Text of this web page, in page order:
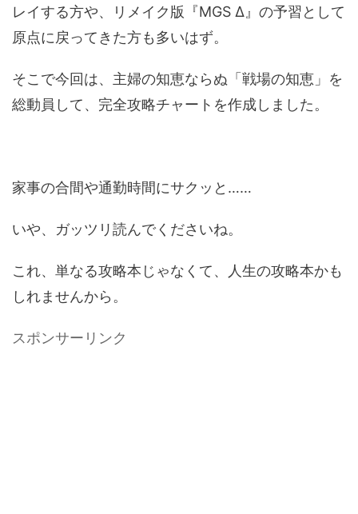
レイする方や、リメイク版『MGS Δ』の予習として
原点に戻ってきた方も多いはず。
そこで今回は、主婦の知恵ならぬ「戦場の知恵」を
総動員して、完全攻略チャートを作成しました。
家事の合間や通勤時間にサクッと……
いや、ガッツリ読んでくださいね。
これ、単なる攻略本じゃなくて、人生の攻略本かも
しれませんから。
スポンサーリンク